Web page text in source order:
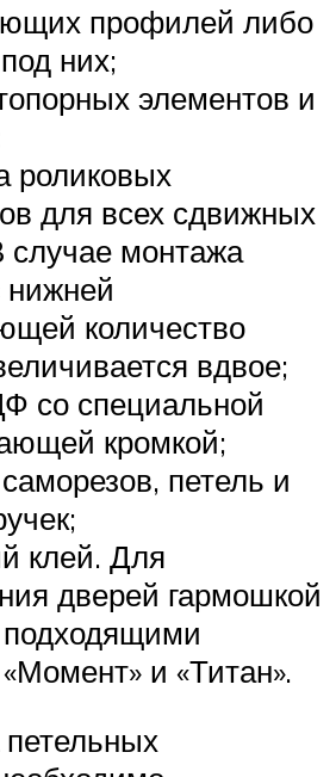
профилей либо
них;
элементов и
роликовых
для всех сдвижных
случае монтажа
нижней
количество
вдвое;
со специальной
кромкой;
петель и
клей. Для
дверей гармошкой
и «Титан».